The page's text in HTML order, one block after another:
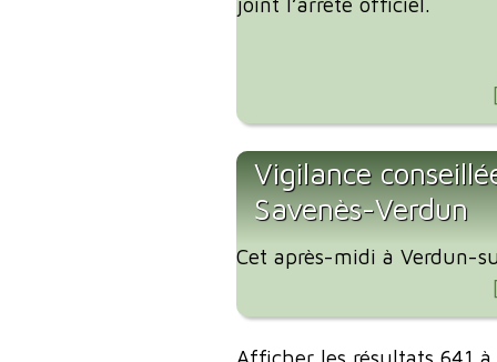
Vigilance
Savenès-Verdun
Cet après-midi à Verdun-